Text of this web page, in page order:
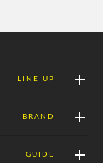
LINE UP
BRAND
GUIDE